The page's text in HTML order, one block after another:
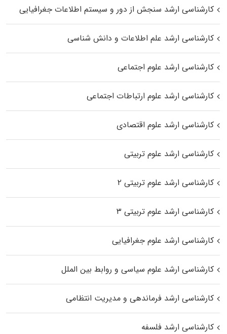
کارشناسی ارشد سنجش از دور و سیستم اطلاعات جغرافیایی
کارشناسی ارشد علم اطلاعات و دانش شناسی
کارشناسی ارشد علوم اجتماعی
کارشناسی ارشد علوم ارتباطات اجتماعی
کارشناسی ارشد علوم اقتصادی
کارشناسی ارشد علوم تربیتی
کارشناسی ارشد علوم تربیتی ۲
کارشناسی ارشد علوم تربیتی ۳
کارشناسی ارشد علوم جغرافیایی
کارشناسی ارشد علوم سیاسی و روابط بین الملل
کارشناسی ارشد فرماندهی و مدیریت انتظامی
کارشناسی ارشد فلسفه